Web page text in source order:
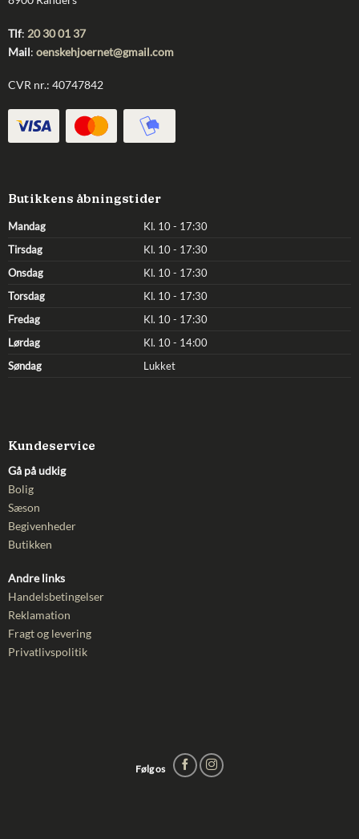
Tlf: 20 30 01 37
Mail: oenskehjoernet@gmail.com
CVR nr.: 40747842
Butikkens åbningstider
Mandag
Kl. 10 - 17:30
Tirsdag
Kl. 10 - 17:30
Onsdag
Kl. 10 - 17:30
Torsdag
Kl. 10 - 17:30
Fredag
Kl. 10 - 17:30
Lørdag
Kl. 10 - 14:00
Søndag
Lukket
Kundeservice
Gå på udkig
Bolig
Sæson
Begivenheder
Butikken
Andre links
Handelsbetingelser
Reklamation
Fragt og levering
Privatlivspolitik
Følg os